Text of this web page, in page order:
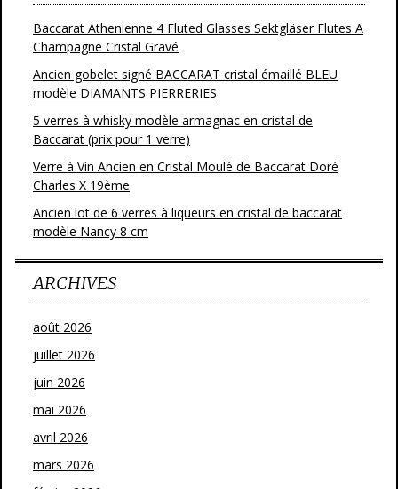
Baccarat Athenienne 4 Fluted Glasses Sektgläser Flutes A
Champagne Cristal Gravé
Ancien gobelet signé BACCARAT cristal émaillé BLEU
modèle DIAMANTS PIERRERIES
5 verres à whisky modèle armagnac en cristal de
Baccarat (prix pour 1 verre)
Verre à Vin Ancien en Cristal Moulé de Baccarat Doré
Charles X 19ème
Ancien lot de 6 verres à liqueurs en cristal de baccarat
modèle Nancy 8 cm
ARCHIVES
août 2026
juillet 2026
juin 2026
mai 2026
avril 2026
mars 2026